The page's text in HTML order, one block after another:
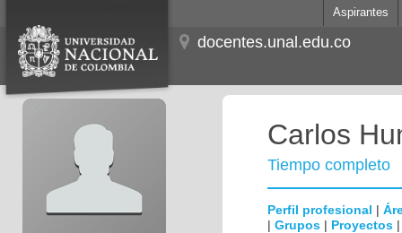
Aspirantes
docentes.unal.edu.co
Carlos
Tiempo completo
Perfil profesional |
| Grupos | Proyectos